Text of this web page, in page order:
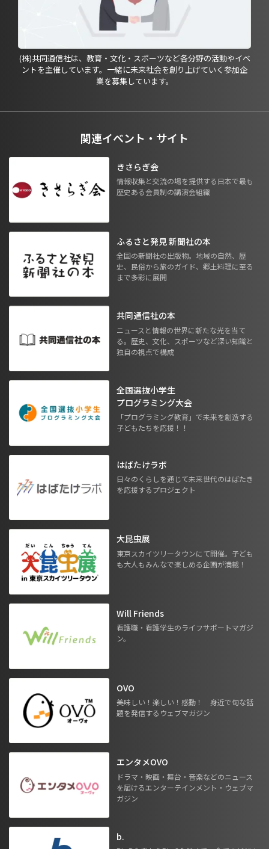
(株)共同通信社は、教育・文化・スポーツなど各分野の活動やイベ
ントを主催しています。一緒に未来社会を創り上げていく参加企
業を募集しています。
関連イベント・サイト
きさらぎ会
情報収集と交流の場を提供する日本で最も
歴史ある会員制の講演会組織
ふるさと発見 新聞社の本
全国の新聞社の出版物。地域の自然、歴
史、民俗から旅のガイド、郷土料理に至る
まで多彩に展開
共同通信社の本
ニュースと情報の世界に新たな光を当て
る。歴史、文化、スポーツなど深い知識と
独自の視点で構成
全国選抜小学生
プログラミング大会
「プログラミング教育」で未来を創造する
子どもたちを応援！！
はばたけラボ
日々のくらしを通じて未来世代のはばたき
を応援するプロジェクト
大昆虫展
東京スカイツリータウンにて開催。子ども
も大人もみんなで楽しめる企画が満載！
Will Friends
看護職・看護学生のライフサポートマガジ
ン。
OVO
美味しい！楽しい！感動！ 身近で旬な話
題を発信するウェブマガジン
エンタメOVO
ドラマ・映画・舞台・音楽などのニュース
を届けるエンターテインメント・ウェブマ
ガジン
b.